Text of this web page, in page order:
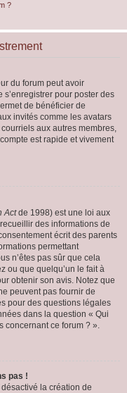
?
du forum peut avoir
s’enregistrer pour poster des
de bénéficier de
invités comme les avatars
aux autres membres,
est rapide et vivement
Actde 1998) est une loi aux
des informations de
écrit des parents
permettant
n’êtes pas sûr que cela
ou que quelqu’un le fait à
obtenir son avis. Notez que
peuvent pas fournir de
pour des questions légales
dans la question « Qui
concernant ce forum ? ».
pas !
désactivé la création de